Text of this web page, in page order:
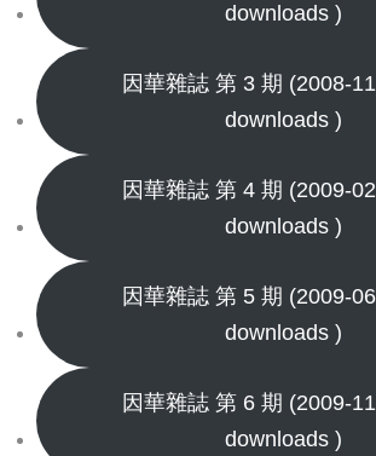
downloads )
因華雜誌 第 3 期 (2008-
downloads )
因華雜誌 第 4 期 (2009-
downloads )
因華雜誌 第 5 期 (2009-
downloads )
因華雜誌 第 6 期 (2009-
downloads )